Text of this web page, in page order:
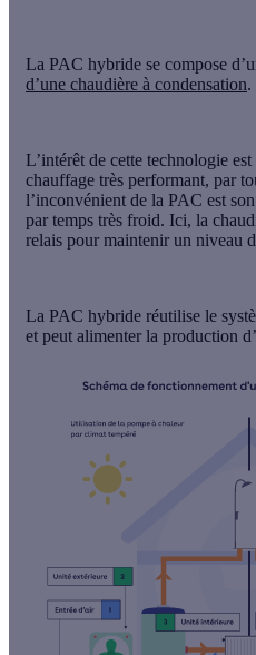
La PAC hybride se compose
d’une chaudière à condensation.
L’intérêt de cette technologie est
chauffage très performant, par
l’inconvénient de la PAC est
par temps très froid. Ici, la
relais pour maintenir un niveau
La PAC hybride réutilise le
et peut alimenter la production